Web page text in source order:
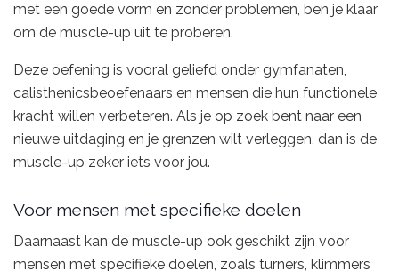
met een goede vorm en zonder problemen, ben je klaar
om de muscle-up uit te proberen.
Deze oefening is vooral geliefd onder gymfanaten,
calisthenicsbeoefenaars en mensen die hun functionele
kracht willen verbeteren. Als je op zoek bent naar een
nieuwe uitdaging en je grenzen wilt verleggen, dan is de
muscle-up zeker iets voor jou.
Voor mensen met specifieke doelen
Daarnaast kan de muscle-up ook geschikt zijn voor
mensen met specifieke doelen, zoals turners, klimmers